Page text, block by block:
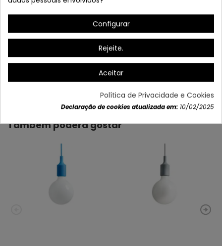
Dados do produto
Também poderá gostar
Configurar
Rejeite.
Aceitar
Política de Privacidade e Cookies
Declaração de cookies atualizada em: 10/02/2025